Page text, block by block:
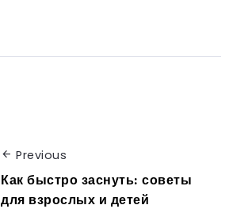
Previous
Как быстро заснуть: советы
для взрослых и детей